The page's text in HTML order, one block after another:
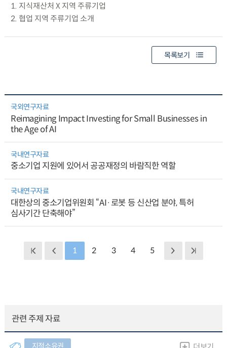
1. 지식재산처 X 지역 주류기업
2. 협업 지역 주류기업 소개
목록보기
국외연구자료
Reimagining Impact Investing for Small Businesses in
the Age of AI
국내연구자료
중소기업 지원에 있어서 공공재정의 바람직한 역할
국내연구자료
대한상의 중소기업위원회 “AI·로봇 등 신산업 분야, 특허
심사기간 단축해야”
1 2 3 4 5
관련 주제 자료
지적소유권